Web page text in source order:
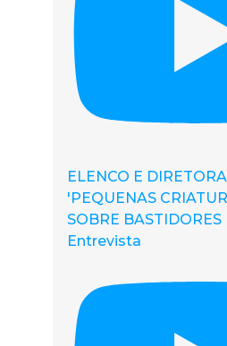
ELENCO E
'PEQUENAS
SOBRE
Entrevista